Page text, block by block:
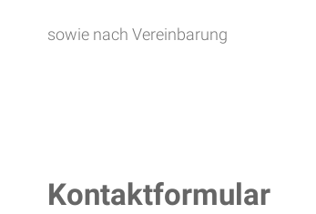
sowie nach Vereinbarung
Kontaktformular